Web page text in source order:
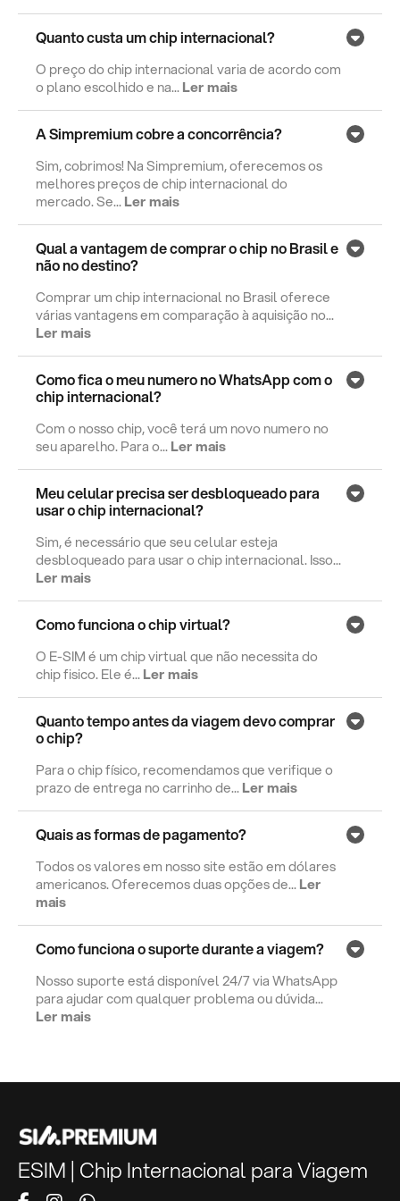
Quanto custa um chip internacional?
O preço do chip internacional varia de acordo com
o plano escolhido e na...Ler mais
A Simpremium cobre a concorrência?
Sim, cobrimos! Na Simpremium, oferecemos os
melhores preços de chip internacional do
mercado. Se...Ler mais
Qual a vantagem de comprar o chip no Brasil e
não no destino?
Comprar um chip internacional no Brasil oferece
várias vantagens em comparação à aquisição no...
Ler mais
Como fica o meu numero no WhatsApp com o
chip internacional?
Com o nosso chip, você terá um novo numero no
seu aparelho. Para o...Ler mais
Meu celular precisa ser desbloqueado para
usar o chip internacional?
Sim, é necessário que seu celular esteja
desbloqueado para usar o chip internacional. Isso...
Ler mais
Como funciona o chip virtual?
O E-SIM é um chip virtual que não necessita do
chip fisico. Ele é...Ler mais
Quanto tempo antes da viagem devo comprar
o chip?
Para o chip físico, recomendamos que verifique o
prazo de entrega no carrinho de...Ler mais
Quais as formas de pagamento?
Todos os valores em nosso site estão em dólares
americanos. Oferecemos duas opções de...Ler
mais
Como funciona o suporte durante a viagem?
Nosso suporte está disponível 24/7 via WhatsApp
para ajudar com qualquer problema ou dúvida...
Ler mais
ESIM | Chip Internacional para Viagem